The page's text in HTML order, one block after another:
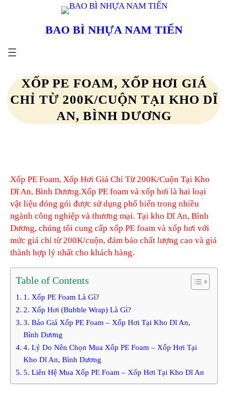
dung
BAO BÌ NHỰA NAM TIẾN
XỐP PE FOAM, XỐP HƠI GIÁ
CHỈ TỪ 200K/CUỘN TẠI KHO DĨ
AN, BÌNH DƯƠNG
Xốp PE Foam, Xốp Hơi Giá Chỉ Từ 200K/Cuộn Tại Kho
Dĩ An, Bình Dương.Xốp PE foam và xốp hơi là hai loại
vật liệu đóng gói được sử dụng phổ biến trong nhiều
ngành công nghiệp và thương mại. Tại kho Dĩ An, Bình
Dương, chúng tôi cung cấp xốp PE foam và xốp hơi với
mức giá chỉ từ 200K/cuộn, đảm bảo chất lượng cao và giá
thành hợp lý nhất cho khách hàng.
Table of Contents
1. Xốp PE Foam Là Gì?
2. Xốp Hơi (Bubble Wrap) Là Gì?
3. Báo Giá Xốp PE Foam – Xốp Hơi Tại Kho Dĩ An,
Bình Dương
4. Lý Do Nên Chọn Mua Xốp PE Foam – Xốp Hơi Tại
Kho Dĩ An, Bình Dương
5. Liên Hệ Mua Xốp PE Foam – Xốp Hơi Tại Kho Dĩ An